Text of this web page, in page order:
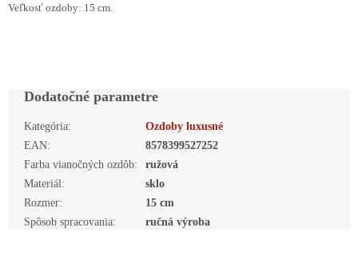
Veľkosť ozdoby: 15 cm.
Dodatočné parametre
Kategória:
Ozdoby luxusné
EAN:
8578399527252
Farba vianočných ozdôb:
ružová
Materiál :
sklo
Rozmer:
15 cm
Spôsob spracovania: ručná výroba